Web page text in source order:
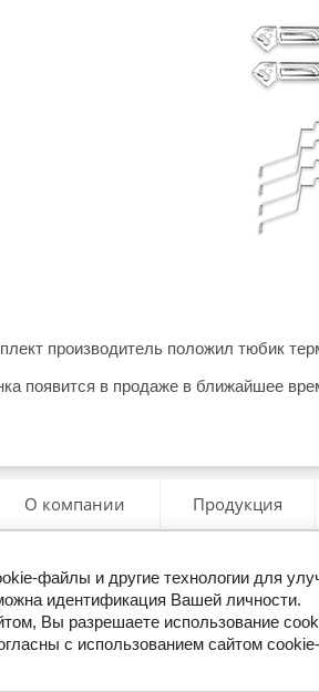
производитель положил тюбик
появится в продаже в ближайшее
О компании Продукция
+7(495) 255-19-22 Перезвоните
файлы и другие технологии для
идентификация Вашей личности.
Вы разрешаете использование
с использованием сайтом